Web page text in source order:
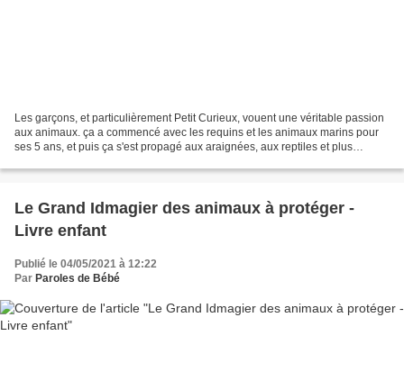
Les garçons, et particulièrement Petit Curieux, vouent une véritable passion
aux animaux. ça a commencé avec les requins et les animaux marins pour
ses 5 ans, et puis ça s'est propagé aux araignées, aux reptiles et plus
Le Grand Idmagier des animaux à protéger -
Livre enfant
Publié le 04/05/2021 à 12:22
Par Paroles de Bébé